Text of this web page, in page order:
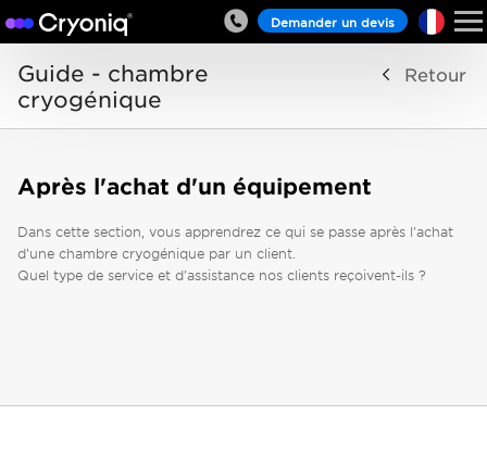
Demander un devis
Guide - chambre
cryogénique
Retour
Après l'achat d'un équipement
Dans cette section, vous apprendrez ce qui se passe après l'achat
d'une chambre cryogénique par un client.
Quel type de service et d'assistance nos clients reçoivent-ils ?